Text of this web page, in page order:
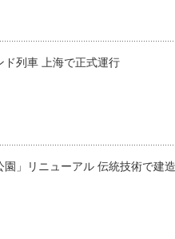
ド列車 上海で正式運行
園」リニューアル 伝統技術で建